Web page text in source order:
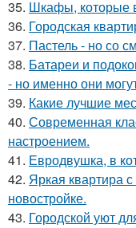
35. Шкафы, которые
36. Городская
37. Пастель - но со
38. Батареи и
- но именно они
39. Какие лучшие
40. Современная
настроением.
41. Евродвушка, в
42. Яркая квартира
новостройке.
43. Городской уют